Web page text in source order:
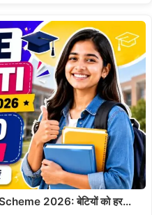
2026: बेटियों को हर…